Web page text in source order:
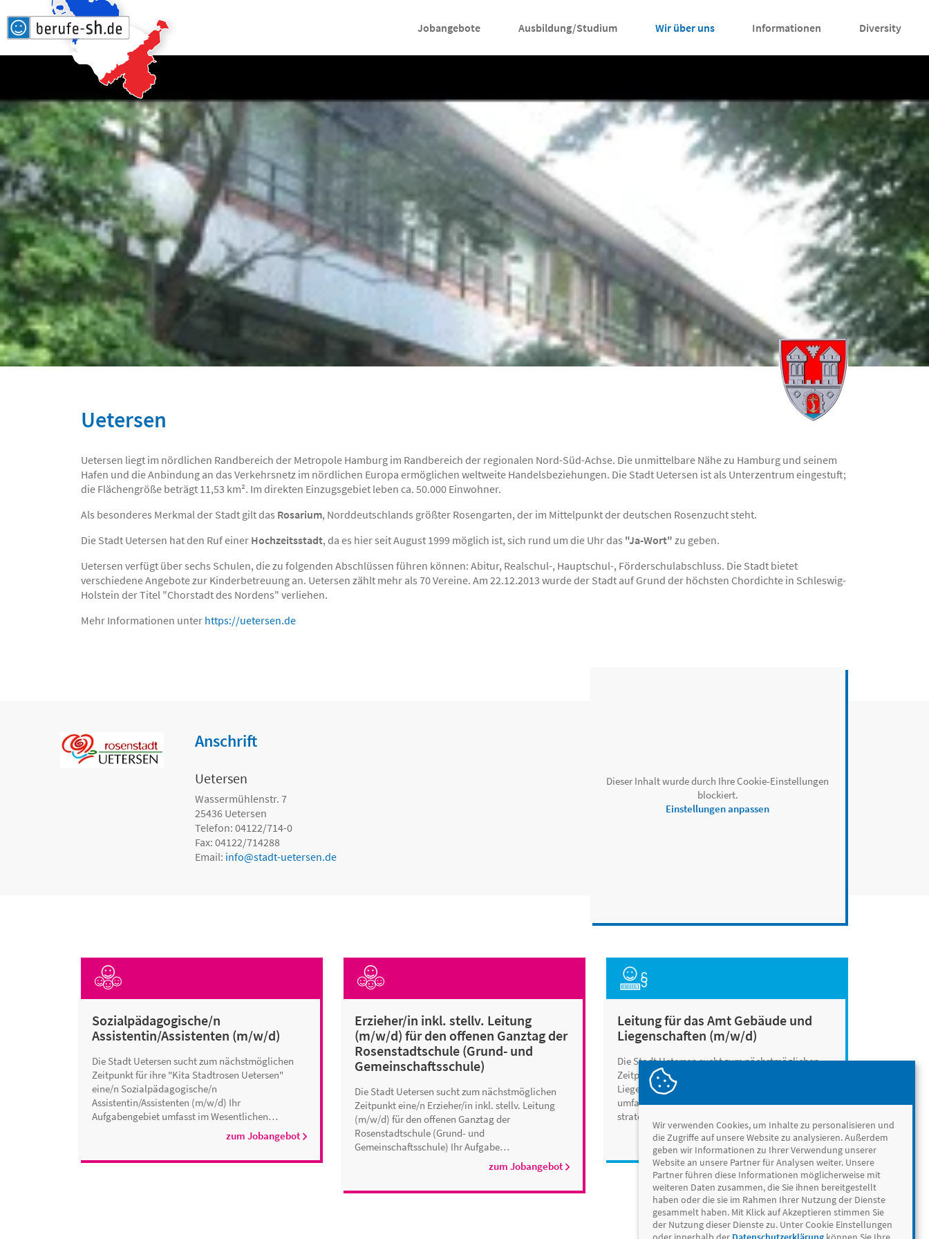
Jobangebote Ausbildung/Studium Wir über uns Informationen Diversity
Uetersen
Uetersen liegt im nördlichen Randbereich der Metropole Hamburg im Randbereich der regionalen Nord-Süd-Achse. Die unmittelbare Nähe zu Hamburg und seinem
Hafen und die Anbindung an das Verkehrsnetz im nördlichen Europa ermöglichen weltweite Handelsbeziehungen. Die Stadt Uetersen ist als Unterzentrum eingestuft;
die Flächen­größe beträgt 11,53 km². Im direkten Einzugsgebiet leben ca. 50.000 Einwohner.
Als besonderes Merkmal der Stadt gilt das Rosarium, Norddeutschlands größter Rosengarten, der im Mittelpunkt der deutschen Rosenzucht steht.
Die Stadt Uetersen hat den Ruf einer Hochzeitsstadt, da es hier seit August 1999 möglich ist, sich rund um die Uhr das "Ja-Wort" zu geben.
Uetersen verfügt über sechs Schulen, die zu folgenden Abschlüssen führen können: Abitur, Realschul-, Hauptschul-, Förderschulabschluss. Die Stadt bietet
verschiedene Angebote zur Kinderbetreuung an. Uetersen zählt mehr als 70 Vereine. Am 22.12.2013 wurde der Stadt auf Grund der höchsten Chordichte in Schleswig-
Holstein der Titel "Chorstadt des Nordens" verliehen.
Mehr Informationen unter https://uetersen.de
Anschrift
Uetersen
Wassermühlenstr. 7
25436 Uetersen
Telefon: 04122/714-0
Fax: 04122/714288
Email: info@stadt-uetersen.de
Dieser Inhalt wurde durch Ihre Cookie-Einstellungen
blockiert.
Einstellungen anpassen
Sozialpädagogische/n
Assistentin/Assistenten (m/w/d)
Die Stadt Uetersen sucht zum nächstmöglichen
Zeitpunkt für ihre "Kita Stadtrosen Uetersen"
eine/n Sozialpädagogische/n
Assistentin/Assistenten (m/w/d) Ihr
Aufgabengebiet umfasst im Wesentlichen…
zum Jobangebot
Erzieher/in inkl. stellv. Leitung
(m/w/d) für den offenen Ganztag der
Rosenstadtschule (Grund- und
Gemeinschaftsschule)
Die Stadt Uetersen sucht zum nächstmöglichen
Zeitpunkt eine/n Erzieher/in inkl. stellv. Leitung
(m/w/d) für den offenen Ganztag der
Rosenstadtschule (Grund- und
Gemeinschaftsschule) Ihr Aufgabe…
zum Jobangebot
Leitung für das Amt Gebäude und
Liegenschaften (m/w/d)
Die Stadt Uetersen sucht zum nächstmöglichen
Zeitpunkt eine/n Leitung für das Amt Gebäude und
Liegenschaften (m/w/d) Ihr Aufgabengebiet
umfasst im Wesentlichen: Verantwortung für die
strateg…
zum Jobangebot
Wir verwenden Cookies, um Inhalte zu personalisieren und
die Zugriffe auf unsere Website zu analysieren. Außerdem
geben wir Informationen zu Ihrer Verwendung unserer
Website an unsere Partner für Analysen weiter. Unsere
Partner führen diese Informationen möglicherweise mit
weiteren Daten zusammen, die Sie ihnen bereitgestellt
haben oder die sie im Rahmen Ihrer Nutzung der Dienste
gesammelt haben. Mit Klick auf Akzeptieren stimmen Sie
der Nutzung dieser Dienste zu. Unter Cookie Einstellungen